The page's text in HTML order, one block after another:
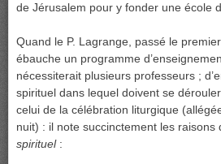
de Jérusalem pour y fonder une école
Quand le P. Lagrange, passé le
ébauche un programme
nécessiterait plusieurs professeurs ;
spirituel dans lequel doivent se
celui de la célébration liturgique
nuit) : il note succinctement les raisons
spirituel: